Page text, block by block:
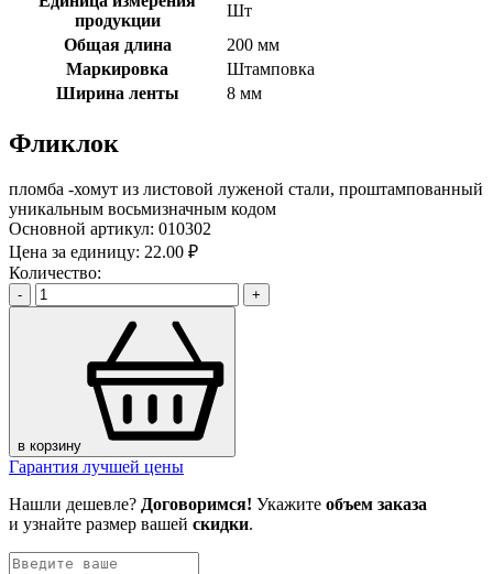
продукции
Шт
Общая длина
200 мм
Маркировка
Штамповка
Ширина ленты
8 мм
Фликлок
пломба -хомут из листовой луженой стали, проштампованный
уникальным восьмизначным кодом
Основной артикул: 010302
Цена за единицу: 22.00 ₽
Количество:
- +
в корзину
Гарантия лучшей цены
Нашли дешевле? Договоримся! Укажите объем заказа
и узнайте размер вашей скидки.